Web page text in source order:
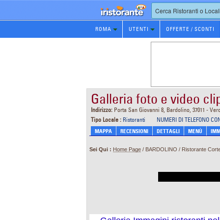
Prenotazione
Ristorante
ROMA UTENTI OFFERTE / SCONTI
Galleria foto e video
Indirizzo: Porta San Giovanni 8, Bardolino, 37011 -
Tipo Locale : Ristoranti NUMERI DI TELEFONO
MAPPA RECENSIONI DETTAGLI MENÙ
Sei Qui : Home Page / BARDOLINO / Ristorante